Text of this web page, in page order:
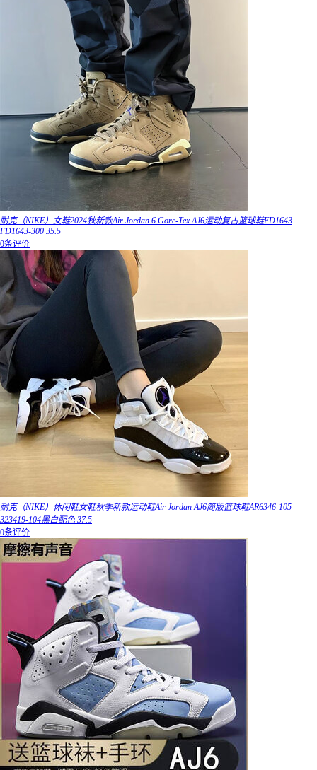
耐克（NIKE）女鞋2024秋新款Air Jordan 6 Gore-Tex AJ6运动复古篮球鞋FD1643
FD1643-300 35.5
0条评价
耐克（NIKE）休闲鞋女鞋秋季新款运动鞋Air Jordan AJ6简版篮球鞋AR6346-105
323419-104黑白配色 37.5
0条评价